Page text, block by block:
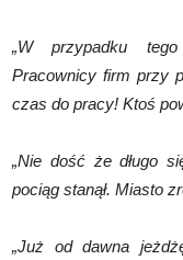
„W przypadku
Pracownicy firm przy
czas do pracy! Ktoś
„Nie dość że długo
pociąg stanął. Miasto
„Już od dawna